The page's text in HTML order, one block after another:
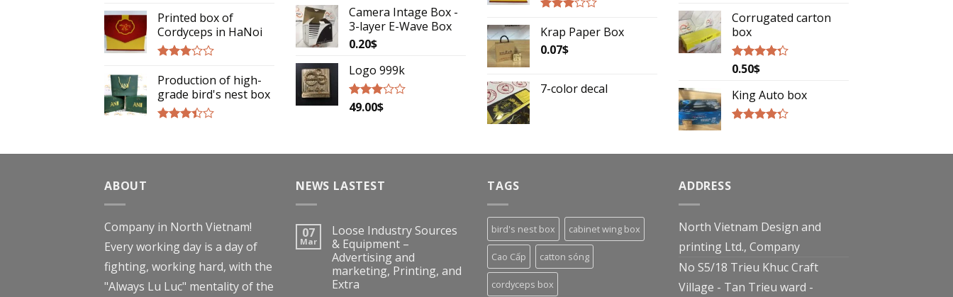
3.00
out of
5
Printed box of
Cordyceps in HaNoi
2.75
out of
5
Production of high-
grade bird's nest box
out of
Camera Intage Box -
3-layer E-Wave Box
0.20$
Logo 999k
Rated
49.00$
2.75
out of
5
Krap Paper Box
0.07$
7-color decal
out of 5
Corrugated carton
box
Rated
of 5
0.50$
King Auto box
of 5
ABOUT
Company in North Vietnam!
Every working day is a day of
fighting, working hard, with the
"Always Lu Luc" mentality of the
NEWS LASTEST
07
Mar
Loose Industry Sources
& Equipment –
Advertising and
marketing, Printing, and
Extra
TAGS
bird's nest box cabinet wing box
Cao Cấp catton sóng
cordyceps box
ADDRESS
North Vietnam Design and
printing Ltd., Company
No S5/18 Trieu Khuc Craft
Village - Tan Trieu ward -